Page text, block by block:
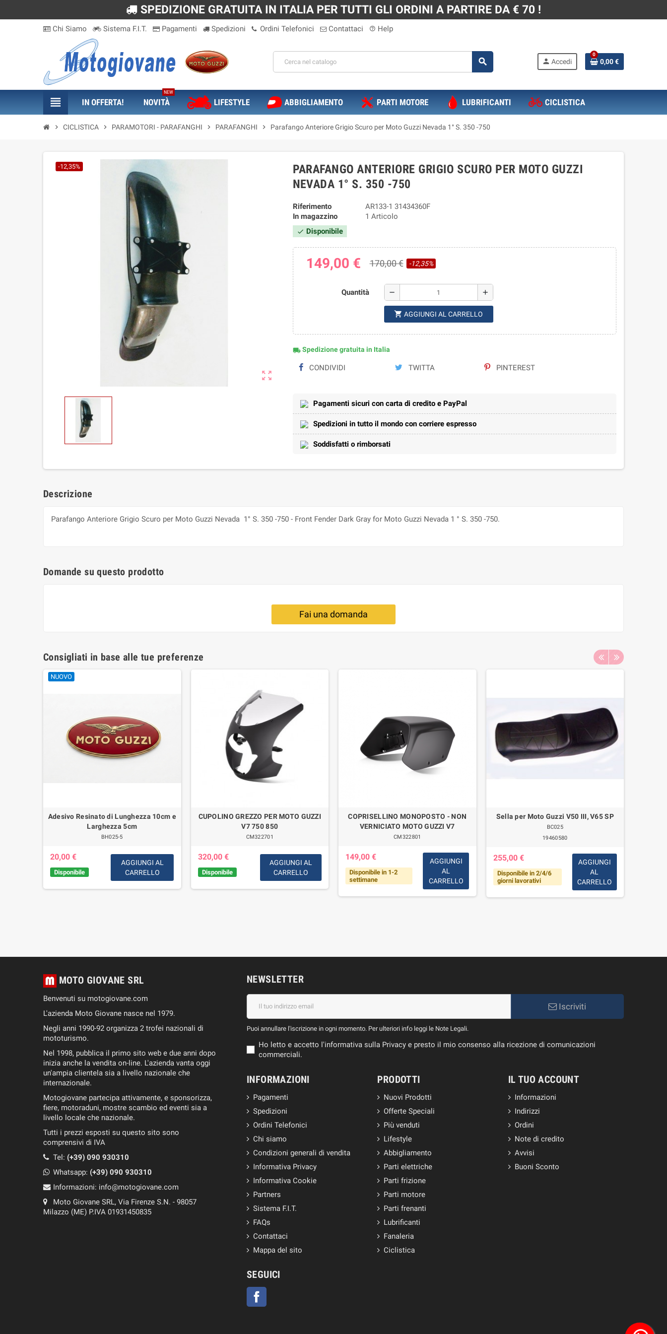
SPEDIZIONE GRATUITA IN ITALIA PER TUTTI GLI ORDINI A PARTIRE DA € 70 !
Chi Siamo Sistema F.I.T. Pagamenti Spedizioni Ordini Telefonici Contattaci help_outline Help
search person Accedi
0
0,00 €
view_headline IN OFFERTA! NOVITÀ
NEW
LIFESTYLE ABBIGLIAMENTO PARTI MOTORE LUBRIFICANTI CICLISTICA
chevron_right CICLISTICA chevron_right PARAMOTORI - PARAFANGHI chevron_right PARAFANGHI chevron_right Parafango Anteriore Grigio Scuro per Moto Guzzi Nevada 1° S. 350 -750
zoom_out_map
-12,35%
PARAFANGO ANTERIORE GRIGIO SCURO PER MOTO GUZZI
NEVADA 1° S. 350 -750
Riferimento
AR133-1 31434360F
In magazzino
1 Articolo
check Disponibile
149,00 € 170,00 € -12,35%
Quantità remove add
shopping_cart AGGIUNGI AL CARRELLO
local_shippingSpedizione gratuita in Italia
CONDIVIDI TWITTA PINTEREST
Pagamenti sicuri con carta di credito e PayPal
Spedizioni in tutto il mondo con corriere espresso
Soddisfatti o rimborsati
Descrizione
Parafango Anteriore Grigio Scuro per Moto Guzzi Nevada 1° S. 350 -750 - Front Fender Dark Gray for Moto Guzzi Nevada 1 ° S. 350 -750.
Domande su questo prodotto
Fai una domanda
Consigliati in base alle tue preferenze
NUOVO
Adesivo Resinato di Lunghezza 10cm e
Larghezza 5cm
BH025-5
20,00 €
Disponibile
AGGIUNGI AL
CARRELLO
CUPOLINO GREZZO PER MOTO GUZZI
V7 750 850
CM322701
320,00 €
Disponibile
AGGIUNGI AL
CARRELLO
COPRISELLINO MONOPOSTO - NON
VERNICIATO MOTO GUZZI V7
CM322801
149,00 €
Disponibile in 1-2
settimane
AGGIUNGI
AL
CARRELLO
Sella per Moto Guzzi V50 III, V65 SP
BC025
19460580
255,00 €
Disponibile in 2/4/6
giorni lavorativi
AGGIUNGI
AL
CARRELLO
MOTO GIOVANE SRL
Benvenuti su motogiovane.com
L'azienda Moto Giovane nasce nel 1979.
Negli anni 1990-92 organizza 2 trofei nazionali di
mototurismo.
Nel 1998, pubblica il primo sito web e due anni dopo
inizia anche la vendita on-line. L'azienda vanta oggi
un'ampia clientela sia a livello nazionale che
internazionale.
Motogiovane partecipa attivamente, e sponsorizza,
fiere, motoraduni, mostre scambio ed eventi sia a
livello locale che nazionale.
Tutti i prezzi esposti su questo sito sono
comprensivi di IVA
Tel: (+39) 090 930310
Whatsapp: (+39) 090 930310
Informazioni: info@motogiovane.com
Moto Giovane SRL, Via Firenze S.N. - 98057
Milazzo (ME) P.IVA 01931450835
NEWSLETTER
Iscriviti
Puoi annullare l'iscrizione in ogni momento. Per ulteriori info leggi le Note Legali.
Ho letto e accetto l'informativa sulla Privacy e presto il mio consenso alla ricezione di comunicazioni
commerciali.
INFORMAZIONI
Pagamenti
Spedizioni
Ordini Telefonici
Chi siamo
Condizioni generali di vendita
Informativa Privacy
Informativa Cookie
Partners
Sistema F.I.T.
FAQs
Contattaci
Mappa del sito
PRODOTTI
Nuovi Prodotti
Offerte Speciali
Più venduti
Lifestyle
Abbigliamento
Parti elettriche
Parti frizione
Parti motore
Parti frenanti
Lubrificanti
Fanaleria
Ciclistica
IL TUO ACCOUNT
Informazioni
Indirizzi
Ordini
Note di credito
Avvisi
Buoni Sconto
SEGUICI